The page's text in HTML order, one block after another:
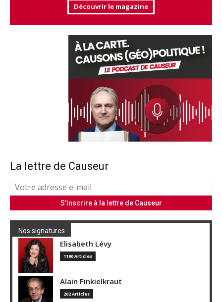
Découvrir le magazine
La lettre de Causeur
Nos signatures
Elisabeth Lévy
1190 Articles
Alain Finkielkraut
202 Articles